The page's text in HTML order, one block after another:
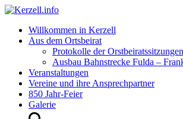
Willkommen in Kerzell
Aus dem Ortsbeirat
Protokolle der Orstbeiratssitzungen
Ausbau Bahnstrecke Fulda –
Veranstaltungen
Vereine und ihre Ansprechpartner
850 Jahr-Feier
Galerie